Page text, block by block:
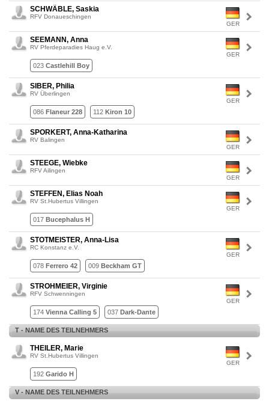
GER
SCHWÄBLE, Saskia
RFV Donaueschingen
GER
SEEMANN, Anna
RV Pferdeparadies Haug e.V.
023 Castlehill Boy
GER
SIBER, Philia
RV Überlingen
086 Flaneur 228 112 Kiron 10
GER
SPORKERT, Anna-Katharina
RV Balingen
GER
STEEGE, Wiebke
RFV Ailingen
GER
STEFFEN, Elias Noah
RV St.Hubertus Villingen
017 Bucephalus H
GER
STOTMEISTER, Anna-Lisa
RC Konstanz e.V.
078 Ferrero 42 009 Beckham GT
GER
STROHMEIER, Virginie
RFV Schwenningen
174 Vienna Calling 5 037 Dark-Dante
T - NAME DES TEILNEHMERS
GER
THEILER, Marie
RV St.Hubertus Villingen
192 Garido H
V - NAME DES TEILNEHMERS